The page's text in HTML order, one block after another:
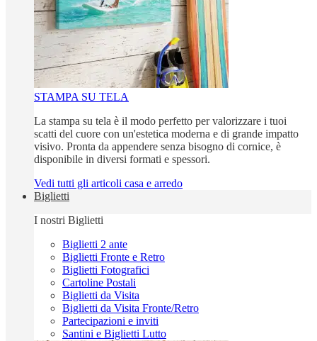
STAMPA SU TELA
La stampa su tela è il modo perfetto per valorizzare i tuoi
scatti del cuore con un'estetica moderna e di grande impatto
visivo. Pronta da appendere senza bisogno di cornice, è
disponibile in diversi formati e spessori.
Vedi tutti gli articoli casa e arredo
Biglietti
I nostri Biglietti
Biglietti 2 ante
Biglietti Fronte e Retro
Biglietti Fotografici
Cartoline Postali
Biglietti da Visita
Biglietti da Visita Fronte/Retro
Partecipazioni e inviti
Santini e Biglietti Lutto